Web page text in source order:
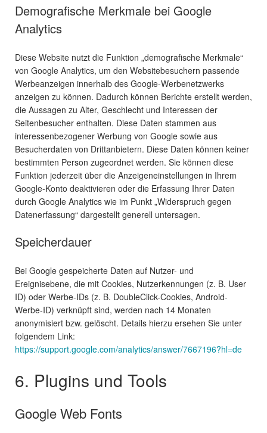
Demografische Merkmale bei Google
Analytics
Diese Website nutzt die Funktion „demografische Merkmale“
von Google Analytics, um den Websitebesuchern passende
Werbeanzeigen innerhalb des Google-Werbenetzwerks
anzeigen zu können. Dadurch können Berichte erstellt werden,
die Aussagen zu Alter, Geschlecht und Interessen der
Seitenbesucher enthalten. Diese Daten stammen aus
interessenbezogener Werbung von Google sowie aus
Besucherdaten von Drittanbietern. Diese Daten können keiner
bestimmten Person zugeordnet werden. Sie können diese
Funktion jederzeit über die Anzeigeneinstellungen in Ihrem
Google-Konto deaktivieren oder die Erfassung Ihrer Daten
durch Google Analytics wie im Punkt „Widerspruch gegen
Datenerfassung“ dargestellt generell untersagen.
Speicherdauer
Bei Google gespeicherte Daten auf Nutzer- und
Ereignisebene, die mit Cookies, Nutzerkennungen (z. B. User
ID) oder Werbe-IDs (z. B. DoubleClick-Cookies, Android-
Werbe-ID) verknüpft sind, werden nach 14 Monaten
anonymisiert bzw. gelöscht. Details hierzu ersehen Sie unter
folgendem Link:
https://support.google.com/analytics/answer/7667196?hl=de
6. Plugins und Tools
Google Web Fonts